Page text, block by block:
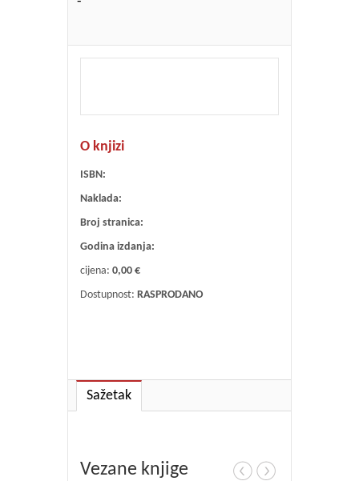
O knjizi
ISBN:
Naklada:
Broj stranica:
Godina izdanja:
cijena: 0,00 €
Dostupnost: RASPRODANO
Sažetak
Vezane knjige